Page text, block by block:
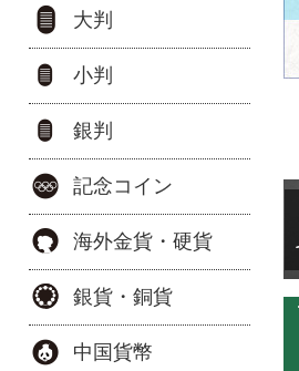
大判
小判
銀判
記念コイン
海外金貨・硬貨
銀貨・銅貨
中国貨幣